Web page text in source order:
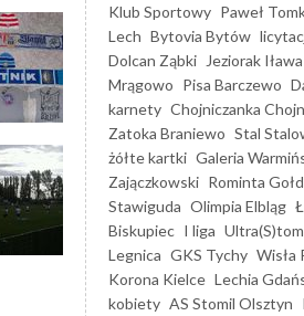
Klub Sportowy Paweł
Lech Bytovia Bytów
Dolcan Ząbki
Jeziorak Iława
Mrągowo Pisa Barczewo
karnety Chojniczanka
Zatoka Braniewo Stal
żółte kartki Galeria
Zajączkowski Rominta
Stawiguda Olimpia Elbląg
Biskupiec I liga
Legnica GKS Tychy Wisła
Korona Kielce Lechia
kobiety AS Stomil Olsztyn